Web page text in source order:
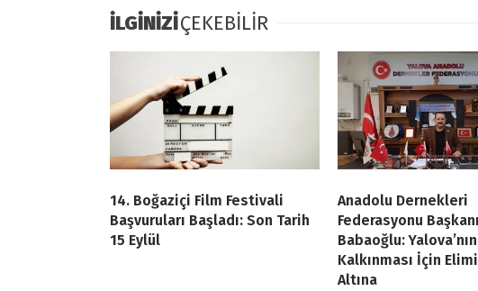
İLGİNİZİÇEKEBİLİR
14. Boğaziçi Film Festivali
Başvuruları Başladı: Son Tarih
15 Eylül
Anadolu Dernekleri
Federasyonu
Babaoğlu: Yalova’nın
Kalkınması İçin
Altına